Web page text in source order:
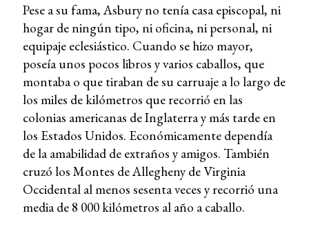
Pese a su fama, Asbury no tenía casa episcopal, ni
hogar de ningún tipo, ni oficina, ni personal, ni
equipaje eclesiástico. Cuando se hizo mayor,
poseía unos pocos libros y varios caballos, que
montaba o que tiraban de su carruaje a lo largo de
los miles de kilómetros que recorrió en las
colonias americanas de Inglaterra y más tarde en
los Estados Unidos. Económicamente dependía
de la amabilidad de extraños y amigos. También
cruzó los Montes de Allegheny de Virginia
Occidental al menos sesenta veces y recorrió una
media de 8 000 kilómetros al año a caballo.